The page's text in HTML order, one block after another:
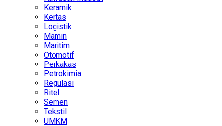
Keramik
Kertas
Logistik
Mamin
Maritim
Otomotif
Perkakas
Petrokimia
Regulasi
Ritel
Semen
Tekstil
UMKM